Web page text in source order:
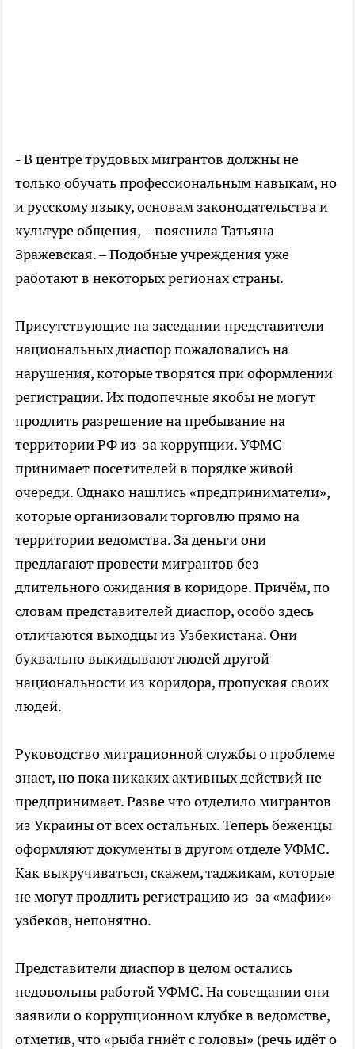
- В центре трудовых мигрантов должны не
только обучать профессиональным навыкам, но
и русскому языку, основам законодательства и
культуре общения, - пояснила Татьяна
Зражевская. – Подобные учреждения уже
работают в некоторых регионах страны.
Присутствующие на заседании представители
национальных диаспор пожаловались на
нарушения, которые творятся при оформлении
регистрации. Их подопечные якобы не могут
продлить разрешение на пребывание на
территории РФ из-за коррупции. УФМС
принимает посетителей в порядке живой
очереди. Однако нашлись «предприниматели»,
которые организовали торговлю прямо на
территории ведомства. За деньги они
предлагают провести мигрантов без
длительного ожидания в коридоре. Причём, по
словам представителей диаспор, особо здесь
отличаются выходцы из Узбекистана. Они
буквально выкидывают людей другой
национальности из коридора, пропуская своих
людей.
Руководство миграционной службы о проблеме
знает, но пока никаких активных действий не
предпринимает. Разве что отделило мигрантов
из Украины от всех остальных. Теперь беженцы
оформляют документы в другом отделе УФМС.
Как выкручиваться, скажем, таджикам, которые
не могут продлить регистрацию из-за «мафии»
узбеков, непонятно.
Представители диаспор в целом остались
недовольны работой УФМС. На совещании они
заявили о коррупционном клубке в ведомстве,
отметив, что «рыба гниёт с головы» (речь идёт о